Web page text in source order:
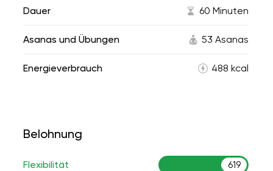
Dauer 60 Minuten
Asanas und Übungen 53 Asanas
Energieverbrauch 488 kcal
Belohnung
Flexibilität 619